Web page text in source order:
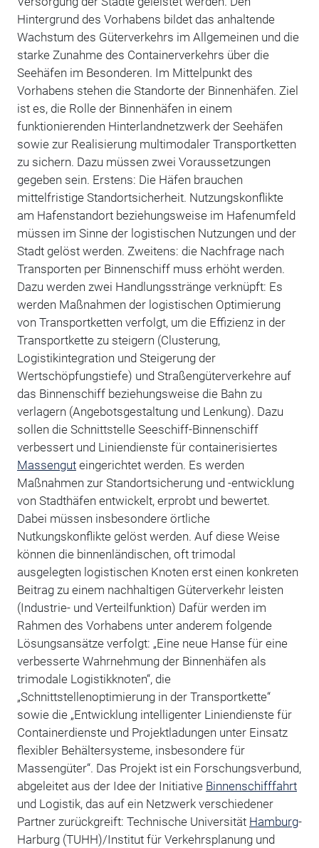
Hintergrund des Vorhabens bildet das anhaltende
Wachstum des Güterverkehrs im Allgemeinen und die
starke Zunahme des Containerverkehrs über die
Seehäfen im Besonderen. Im Mittelpunkt des
Vorhabens stehen die Standorte der Binnenhäfen. Ziel
ist es, die Rolle der Binnenhäfen in einem
funktionierenden Hinterlandnetzwerk der Seehäfen
sowie zur Realisierung multimodaler Transportketten
zu sichern. Dazu müssen zwei Voraussetzungen
gegeben sein. Erstens: Die Häfen brauchen
mittelfristige Standortsicherheit. Nutzungskonflikte
am Hafenstandort beziehungsweise im Hafenumfeld
müssen im Sinne der logistischen Nutzungen und der
Stadt gelöst werden. Zweitens: die Nachfrage nach
Transporten per Binnenschiff muss erhöht werden.
Dazu werden zwei Handlungsstränge verknüpft: Es
werden Maßnahmen der logistischen Optimierung
von Transportketten verfolgt, um die Effizienz in der
Transportkette zu steigern (Clusterung,
Logistikintegration und Steigerung der
Wertschöpfungstiefe) und Straßengüterverkehre auf
das Binnenschiff beziehungsweise die Bahn zu
verlagern (Angebotsgestaltung und Lenkung). Dazu
sollen die Schnittstelle Seeschiff-Binnenschiff
verbessert und Liniendienste für containerisiertes
Massenguteingerichtet werden. Es werden
Maßnahmen zur Standortsicherung und -entwicklung
von Stadthäfen entwickelt, erprobt und bewertet.
Dabei müssen insbesondere örtliche
Nutkungskonflikte gelöst werden. Auf diese Weise
können die binnenländischen, oft trimodal
ausgelegten logistischen Knoten erst einen konkreten
Beitrag zu einem nachhaltigen Güterverkehr leisten
(Industrie- und Verteilfunktion) Dafür werden im
Rahmen des Vorhabens unter anderem folgende
Lösungsansätze verfolgt: „Eine neue Hanse für eine
verbesserte Wahrnehmung der Binnenhäfen als
trimodale Logistikknoten“, die
„Schnittstellenoptimierung in der Transportkette“
sowie die „Entwicklung intelligenter Liniendienste für
Containerdienste und Projektladungen unter Einsatz
flexibler Behältersysteme, insbesondere für
Massengüter“. Das Projekt ist ein Forschungsverbund,
abgeleitet aus der Idee der Initiative Binnenschifffahrt
und Logistik, das auf ein Netzwerk verschiedener
Partner zurückgreift: Technische Universität Hamburg-
Harburg (TUHH)/Institut für Verkehrsplanung und